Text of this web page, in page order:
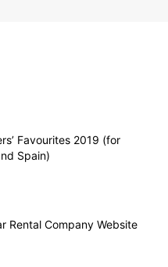
Favourites 2019 (for
Spain)
Rental Company Website